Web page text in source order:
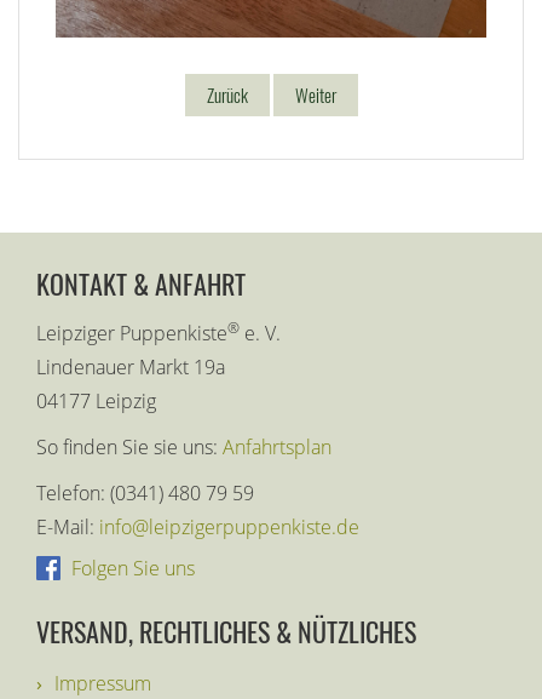
Zurück Weiter
KONTAKT & ANFAHRT
Leipziger Puppenkiste® e. V.
Lindenauer Markt 19a
04177 Leipzig
So finden Sie sie uns: Anfahrtsplan
Telefon: (0341) 480 79 59
E-Mail: info@leipzigerpuppenkiste.de
Folgen Sie uns
VERSAND, RECHTLICHES & NÜTZLICHES
Impressum